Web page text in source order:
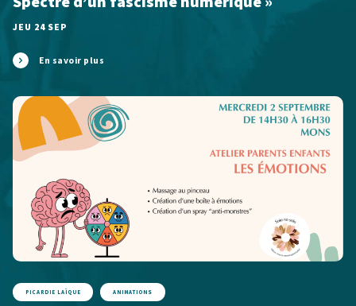
JEU 24 SEP
En savoir plus
PICARDIE LAÏQUE ANIMATIONS